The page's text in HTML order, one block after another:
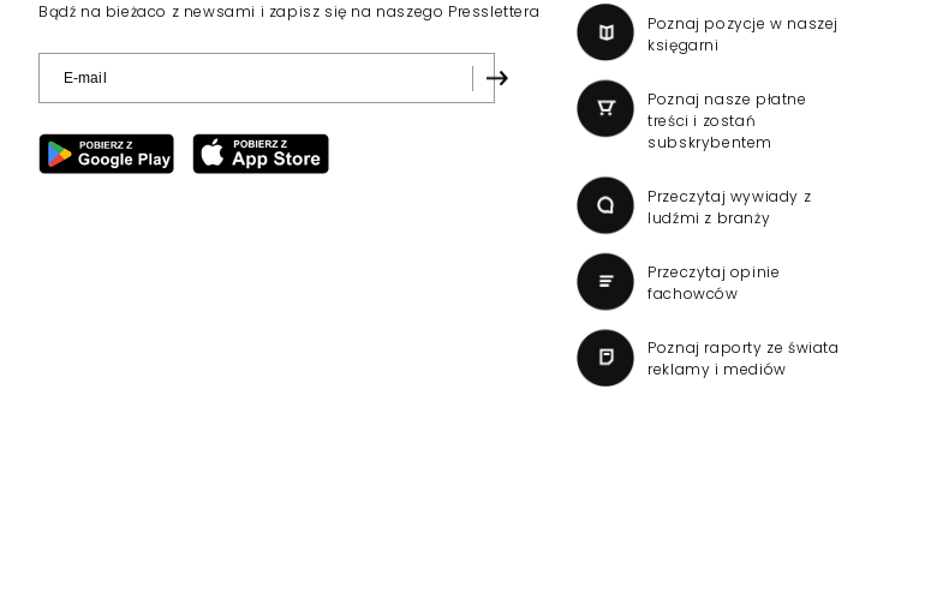
Bądź na bieżaco z newsami i zapisz się na naszego Presslettera
Poznaj pozycje w naszej
księgarni
Poznaj nasze płatne
treści i zostań
subskrybentem
Przeczytaj wywiady z
ludźmi z branży
Przeczytaj opinie
fachowców
Poznaj raporty ze świata
reklamy i mediów